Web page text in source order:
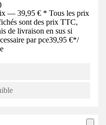
— 39,95 € * Tous les prix
sont des prix TTC,
de livraison en sus si
par pce39,95 €*/